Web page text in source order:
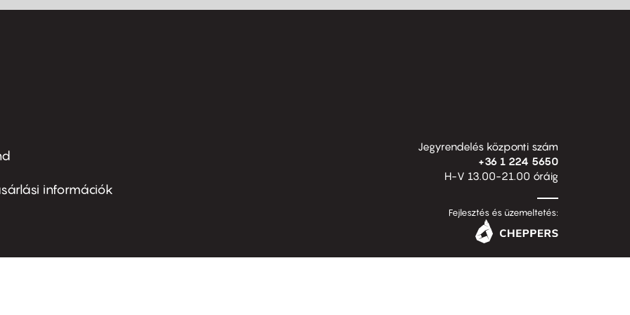
információk
Jegyrendelés központi szám
+36 1 224 5650
H-V 13.00-21.00 óráig
Fejlesztés és üzemeltetés: